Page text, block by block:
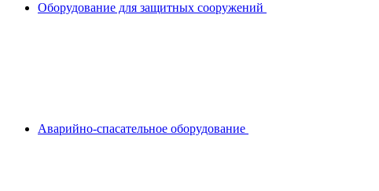
Оборудование для защитных сооружений
Аварийно-спасательное оборудование